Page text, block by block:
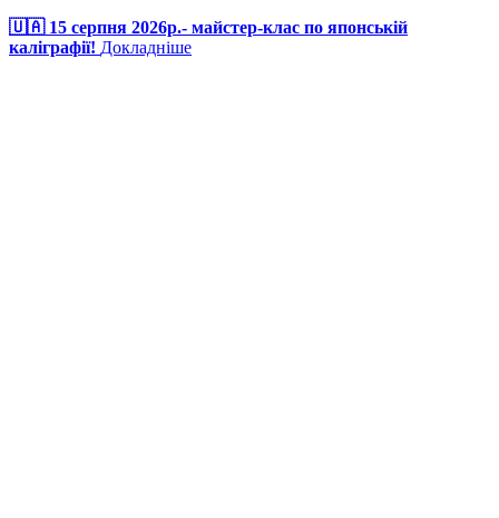
🇺🇦 15 серпня 2026р.- майстер-клас по японській
каліграфії! Докладніше